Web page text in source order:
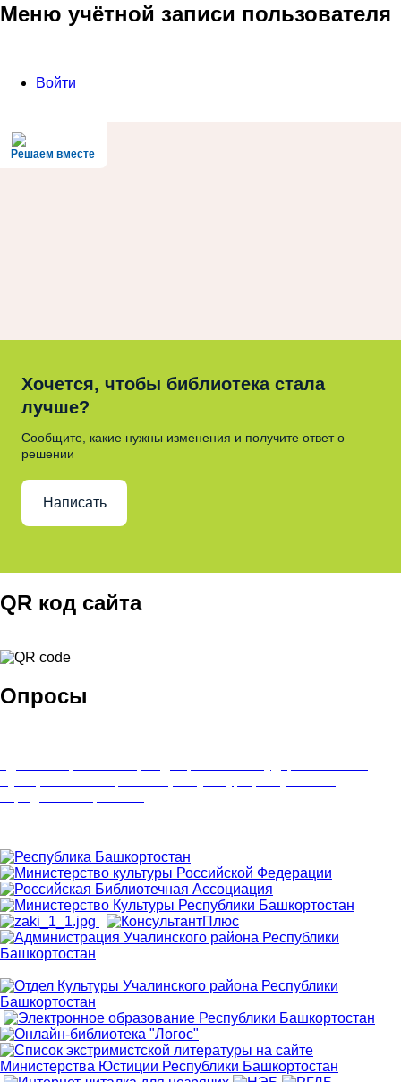
Меню учётной записи пользователя
Войти
Решаем вместе
Хочется, чтобы библиотека стала
лучше?
Сообщите, какие нужны изменения и получите ответ о
решении
Написать
QR код сайта
Опросы